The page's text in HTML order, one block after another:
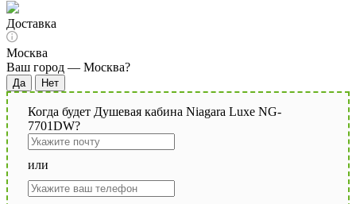
Доставка
Москва
Ваш город — Москва?
Когда будет Душевая кабина Niagara Luxe NG-
7701DW?
или